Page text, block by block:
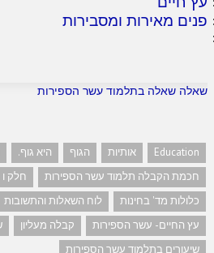
פנים מאירות ומסבירות
שאלה שאלה בתלמוד עשר הספירות
Education אותיות הגוף היא גוף.
חכמת הקבלה תלמוד עשר הספירות
חלק ו
כלולות מד' בחינות
לוח השאלות והתשובות
עץ החיים- עשר הספירות
קבלה מעליון
שיעורים בתלמוד עשר הספירות